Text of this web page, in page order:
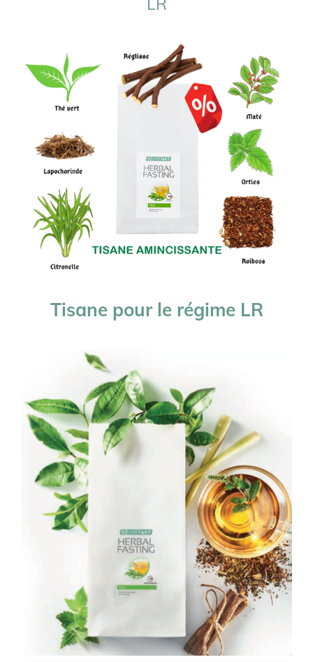
Tisane pour le régimeLR